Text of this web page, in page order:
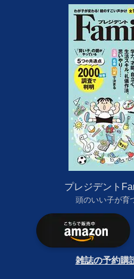
プレジデント
頭のいい子が育
雑誌の予約購